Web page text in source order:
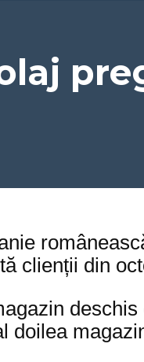
clienții din
doilea